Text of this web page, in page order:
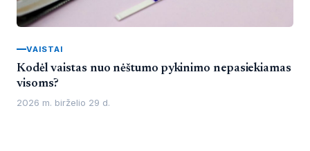
VAISTAI
Kodėl vaistas nuo nėštumo pykinimo nepasiekiamas
visoms?
2026 m. birželio 29 d.